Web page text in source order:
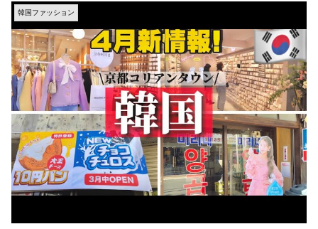
韓国ファッション